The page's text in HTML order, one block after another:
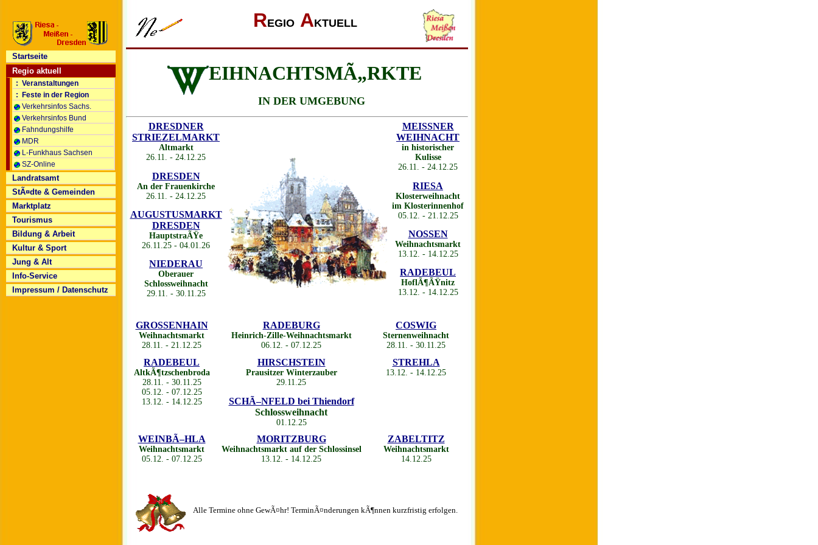
Startseite
Regio aktuell
: Veranstaltungen
: Feste in der Region
Verkehrsinfos Sachs.
Verkehrsinfos Bund
Fahndungshilfe
MDR
L-Funkhaus Sachsen
SZ-Online
Landratsamt
StÃ¤dte & Gemeinden
Marktplatz
Tourismus
Bildung & Arbeit
Kultur & Sport
Jung & Alt
Info-Service
Impressum / Datenschutz
REGIO AKTUELL
EIHNACHTSMÃ„RKTE
IN DER UMGEBUNG
DRESDNER
STRIEZELMARKT
Altmarkt
26.11. - 24.12.25
DRESDEN
An der Frauenkirche
26.11. - 24.12.25
AUGUSTUSMARKT
DRESDEN
HauptstraÃŸe
26.11.25 - 04.01.26
NIEDERAU
Oberauer
Schlossweihnacht
29.11. - 30.11.25
MEISSNER
WEIHNACHT
in historischer
Kulisse
26.11. - 24.12.25
RIESA
Klosterweihnacht
im Klosterinnenhof
05.12. - 21.12.25
NOSSEN
Weihnachtsmarkt
13.12. - 14.12.25
RADEBEUL
HoflÃ¶ÃŸnitz
13.12. - 14.12.25
GROSSENHAIN
Weihnachtsmarkt
28.11. - 21.12.25
RADEBURG
Heinrich-Zille-Weihnachtsmarkt
06.12. - 07.12.25
COSWIG
Sternenweihnacht
28.11. - 30.11.25
RADEBEUL
AltkÃ¶tzschenbroda
28.11. - 30.11.25
05.12. - 07.12.25
13.12. - 14.12.25
HIRSCHSTEIN
Prausitzer Winterzauber
29.11.25
SCHÃ–NFELD bei Thiendorf
Schlossweihnacht
01.12.25
STREHLA
13.12. - 14.12.25
WEINBÃ–HLA
Weihnachtsmarkt
05.12. - 07.12.25
MORITZBURG
Weihnachtsmarkt auf der Schlossinsel
13.12. - 14.12.25
ZABELTITZ
Weihnachtsmarkt
14.12.25
Alle Termine ohne GewÃ¤hr! TerminÃ¤nderungen kÃ¶nnen kurzfristig erfolgen.